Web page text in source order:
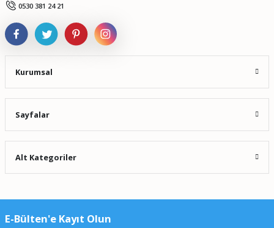
0530 381 24 21
Kurumsal
Sayfalar
Alt Kategoriler
E-Bülten'e Kayıt Olun